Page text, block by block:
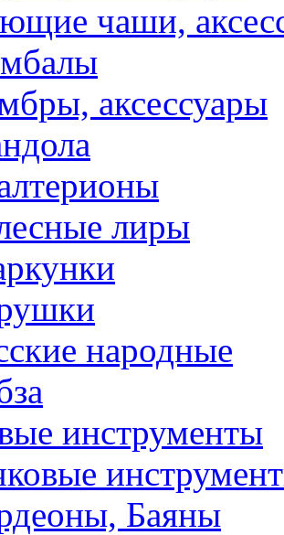
чаши,
аксессуары
лиры
народные
инструменты
Баяны